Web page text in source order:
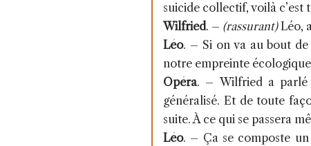
suicide collectif, voilà c’est
Wilfried. – (rassurant)Léo,
Léo. – Si on va au bout de
notre empreinte
Opéra. – Wilfried a parlé
généralisé. Et de toute
suite. À ce qui se passera
Léo. – Ça se composte